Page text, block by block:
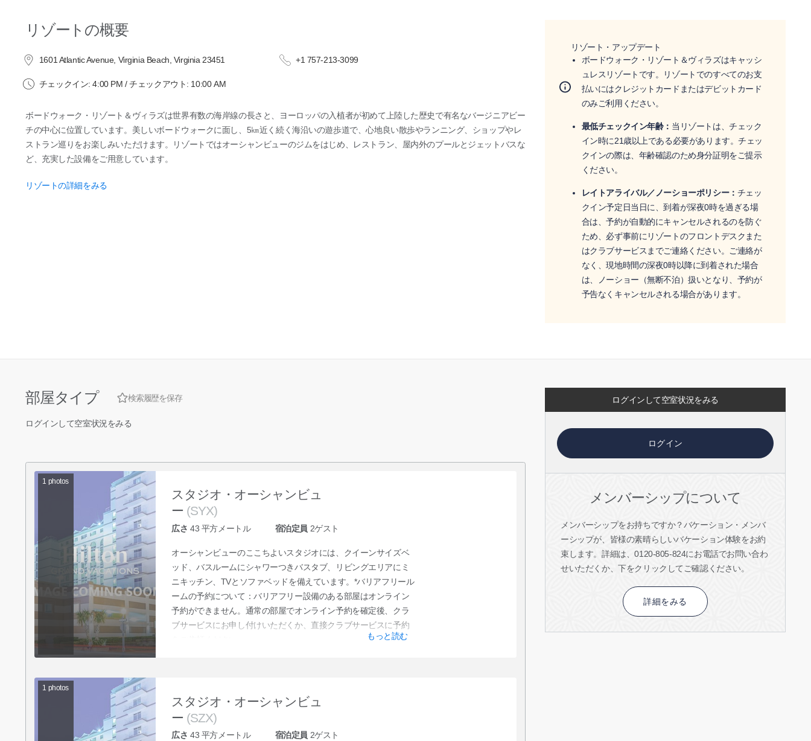
リゾートの概要
1601 Atlantic Avenue, Virginia Beach, Virginia 23451 +1 757-213-3099
チェックイン: 4:00 PM / チェックアウト: 10:00 AM
ボードウォーク・リゾート＆ヴィラズは世界有数の海岸線の長さと、ヨーロッパの入植者が初めて上陸した歴史で有名なバージニアビー
チの中心に位置しています。美しいボードウォークに面し、5㎞近く続く海沿いの遊歩道で、心地良い散歩やランニング、ショップやレ
ストラン巡りをお楽しみいただけます。リゾートではオーシャンビューのジムをはじめ、レストラン、屋内外のプールとジェットバスな
ど、充実した設備をご用意しています。
リゾートの詳細をみる
リゾート・アップデート
ボードウォーク・リゾート＆ヴィラズはキャッシ
ュレスリゾートです。リゾートでのすべてのお支
払いにはクレジットカードまたはデビットカード
のみご利用ください。
最低チェックイン年齢： 当リゾートは、チェック
イン時に21歳以上である必要があります。チェッ
クインの際は、年齢確認のため身分証明をご提示
ください。
レイトアライバル／ノーショーポリシー： チェッ
クイン予定日当日に、到着が深夜0時を過ぎる場
合は、予約が自動的にキャンセルされるのを防ぐ
ため、必ず事前にリゾートのフロントデスクまた
はクラブサービスまでご連絡ください。ご連絡が
なく、現地時間の深夜0時以降に到着された場合
は、ノーショー（無断不泊）扱いとなり、予約が
予告なくキャンセルされる場合があります。
ログインして空室状況をみる
ログイン
メンバーシップについて
メンバーシップをお持ちですか？バケーション・メンバ
ーシップが、皆様の素晴らしいバケーション体験をお約
束します。詳細は、0120-805-824にお電話でお問い合わ
せいただくか、下をクリックしてご確認ください。
詳細をみる
部屋タイプ 検索履歴を保存
ログインして空室状況をみる
1 photos
スタジオ・オーシャンビュ
ー (SYX)
広さ 43 平方メートル 宿泊定員 2ゲスト
オーシャンビューのここちよいスタジオには、クイーンサイズベ
ッド、バスルームにシャワーつきバスタブ、リビングエリアにミ
ニキッチン、TVとソファベッドを備えています。*バリアフリール
ームの予約について：バリアフリー設備のある部屋はオンライン
予約ができません。通常の部屋でオンライン予約を確定後、クラ
ブサービスにお申し付けいただくか、直接クラブサービスに予約
もっと読む
1 photos
スタジオ・オーシャンビュ
ー (SZX)
広さ 43 平方メートル 宿泊定員 2ゲスト